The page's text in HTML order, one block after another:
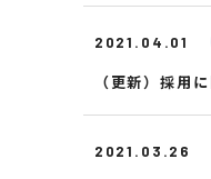
2021.04.01
（更新）採用
2021.03.26